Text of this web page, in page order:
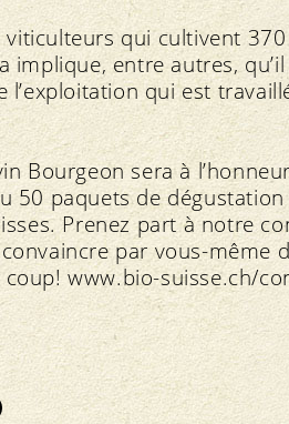
qui cultivent
implique, entre autres,
l’exploitation qui est
Bourgeon sera à
50 paquets de
Prenez part à notre
par vous-même
coup!www.bio-suisse.ch/